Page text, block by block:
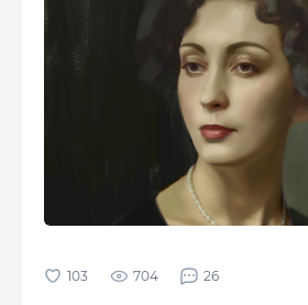
704 26